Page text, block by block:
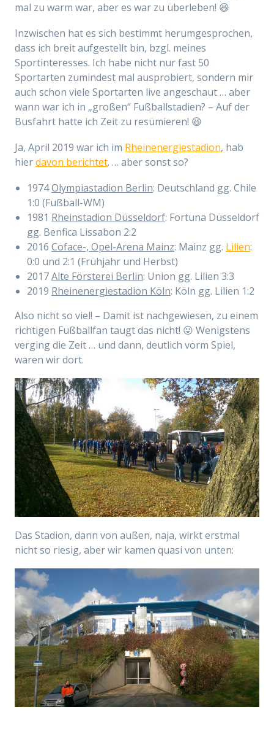
mal zu warm war, aber es war zu überleben! 😆
Inzwischen hat es sich bestimmt herumgesprochen,
dass ich breit aufgestellt bin, bzgl. meines
Sportinteresses. Ich habe nicht nur fast 50
Sportarten zumindest mal ausprobiert, sondern mir
auch schon viele Sportarten live angeschaut … aber
wann war ich in „großen“ Fußballstadien? – Auf der
Busfahrt hatte ich Zeit zu resümieren! 😆
Ja, April 2019 war ich im Rheinenergiestadion, hab
hierdavon berichtet. … aber sonst so?
1974Olympiastadion Berlin: Deutschland gg. Chile
1:0 (Fußball-WM)
1981 Rheinstadion Düsseldorf: Fortuna Düsseldorf
gg. Benfica Lissabon 2:2
2016 Coface-, Opel-Arena Mainz: Mainz gg. Lilien:
0:0 und 2:1 (Frühjahr und Herbst)
2017Alte Försterei Berlin: Union gg. Lilien 3:3
2019 Rheinenergiestadion Köln: Köln gg. Lilien 1:2
Also nicht so viel! – Damit ist nachgewiesen, zu einem
richtigen Fußballfan taugt das nicht! 😛 Wenigstens
verging die Zeit … und dann, deutlich vorm Spiel,
waren wir dort.
Das Stadion, dann von außen, naja, wirkt erstmal
nicht so riesig, aber wir kamen quasi von unten: